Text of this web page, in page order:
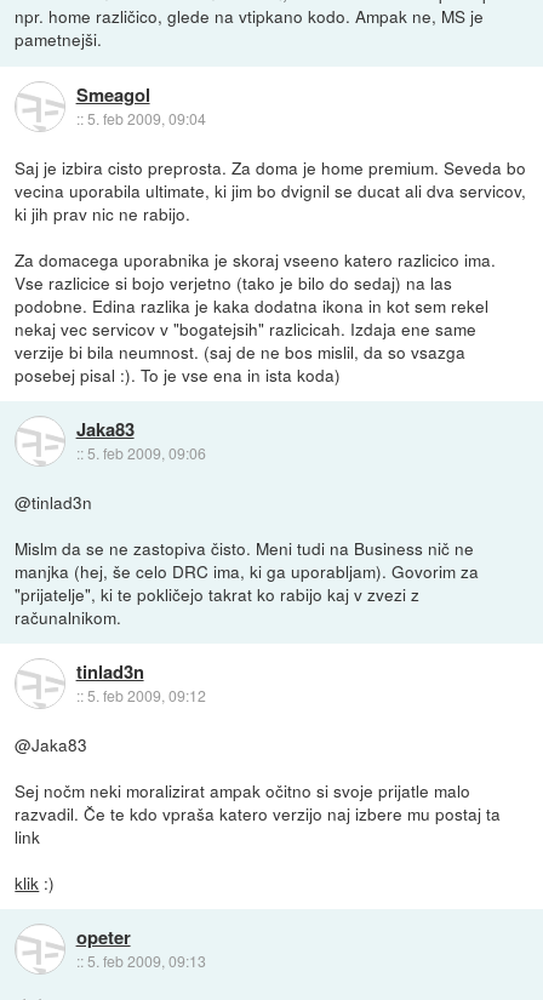
npr. home različico, glede na vtipkano kodo. Ampak ne, MS je
pametnejši.
Smeagol
::5. feb 2009, 09:04
Saj je izbira cisto preprosta. Za doma je home premium. Seveda bo
vecina uporabila ultimate, ki jim bo dvignil se ducat ali dva servicov,
ki jih prav nic ne rabijo.
Za domacega uporabnika je skoraj vseeno katero razlicico ima.
Vse razlicice si bojo verjetno (tako je bilo do sedaj) na las
podobne. Edina razlika je kaka dodatna ikona in kot sem rekel
nekaj vec servicov v "bogatejsih" razlicicah. Izdaja ene same
verzije bi bila neumnost. (saj de ne bos mislil, da so vsazga
posebej pisal :). To je vse ena in ista koda)
Jaka83
:: 5. feb 2009, 09:06
@tinlad3n
Mislm da se ne zastopiva čisto. Meni tudi na Business nič ne
manjka (hej, še celo DRC ima, ki ga uporabljam). Govorim za
"prijatelje", ki te pokličejo takrat ko rabijo kaj v zvezi z
računalnikom.
tinlad3n
::5. feb 2009, 09:12
@Jaka83
Sej nočm neki moralizirat ampak očitno si svoje prijatle malo
razvadil. Če te kdo vpraša katero verzijo naj izbere mu postaj ta
link
klik :)
opeter
:: 5. feb 2009, 09:13